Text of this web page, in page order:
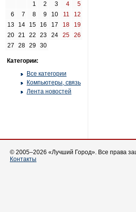
1
2 3 4
5
6
7 8 9 10 11
12
13
14 15 16 17 18
19
20 21 22 23 24 25
26
27
28 29 30
Категории:
Все категории
Компьютеры, связь
Лента новостей
© 2005–2026 «Лучший Город». Все права
Контакты